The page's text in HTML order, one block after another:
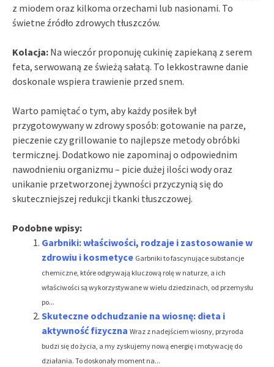
z miodem oraz kilkoma orzechami lub nasionami. To
świetne źródło zdrowych tłuszczów.
Kolacja: Na wieczór proponuję cukinię zapiekaną z serem
feta, serwowaną ze świeżą sałatą. To lekkostrawne danie
doskonale wspiera trawienie przed snem.
Warto pamiętać o tym, aby każdy posiłek był
przygotowywany w zdrowy sposób: gotowanie na parze,
pieczenie czy grillowanie to najlepsze metody obróbki
termicznej. Dodatkowo nie zapominaj o odpowiednim
nawodnieniu organizmu – picie dużej ilości wody oraz
unikanie przetworzonej żywności przyczynią się do
skuteczniejszej redukcji tkanki tłuszczowej.
Podobne wpisy:
Garbniki: właściwości, rodzaje i zastosowanie w
zdrowiu i kosmetyce Garbniki to fascynujące substancje
chemiczne, które odgrywają kluczową rolę w naturze, a ich
właściwości są wykorzystywane w wielu dziedzinach, od przemysłu
po...
Skuteczne odchudzanie na wiosnę: dieta i
aktywność fizyczna Wraz z nadejściem wiosny, przyroda
budzi się do życia, a my zyskujemy nową energię i motywację do
działania. To doskonały moment na...